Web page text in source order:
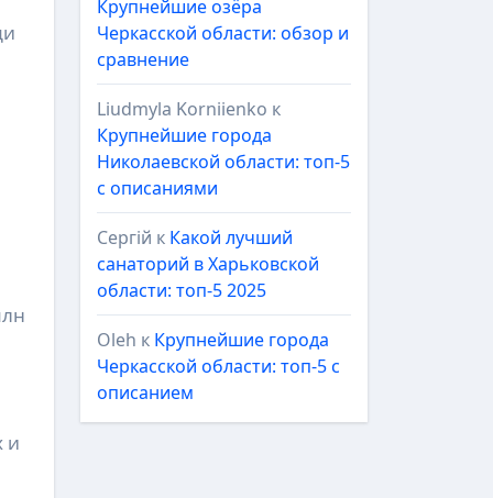
и
Крупнейшие озёра
Черкасской области: обзор и
сравнение
Liudmyla Korniienko к
Крупнейшие города
Николаевской области: топ-5
с описаниями
Сергій к Какой лучший
санаторий в Харьковской
области: топ-5 2025
Oleh к Крупнейшие города
Черкасской области: топ-5 с
описанием